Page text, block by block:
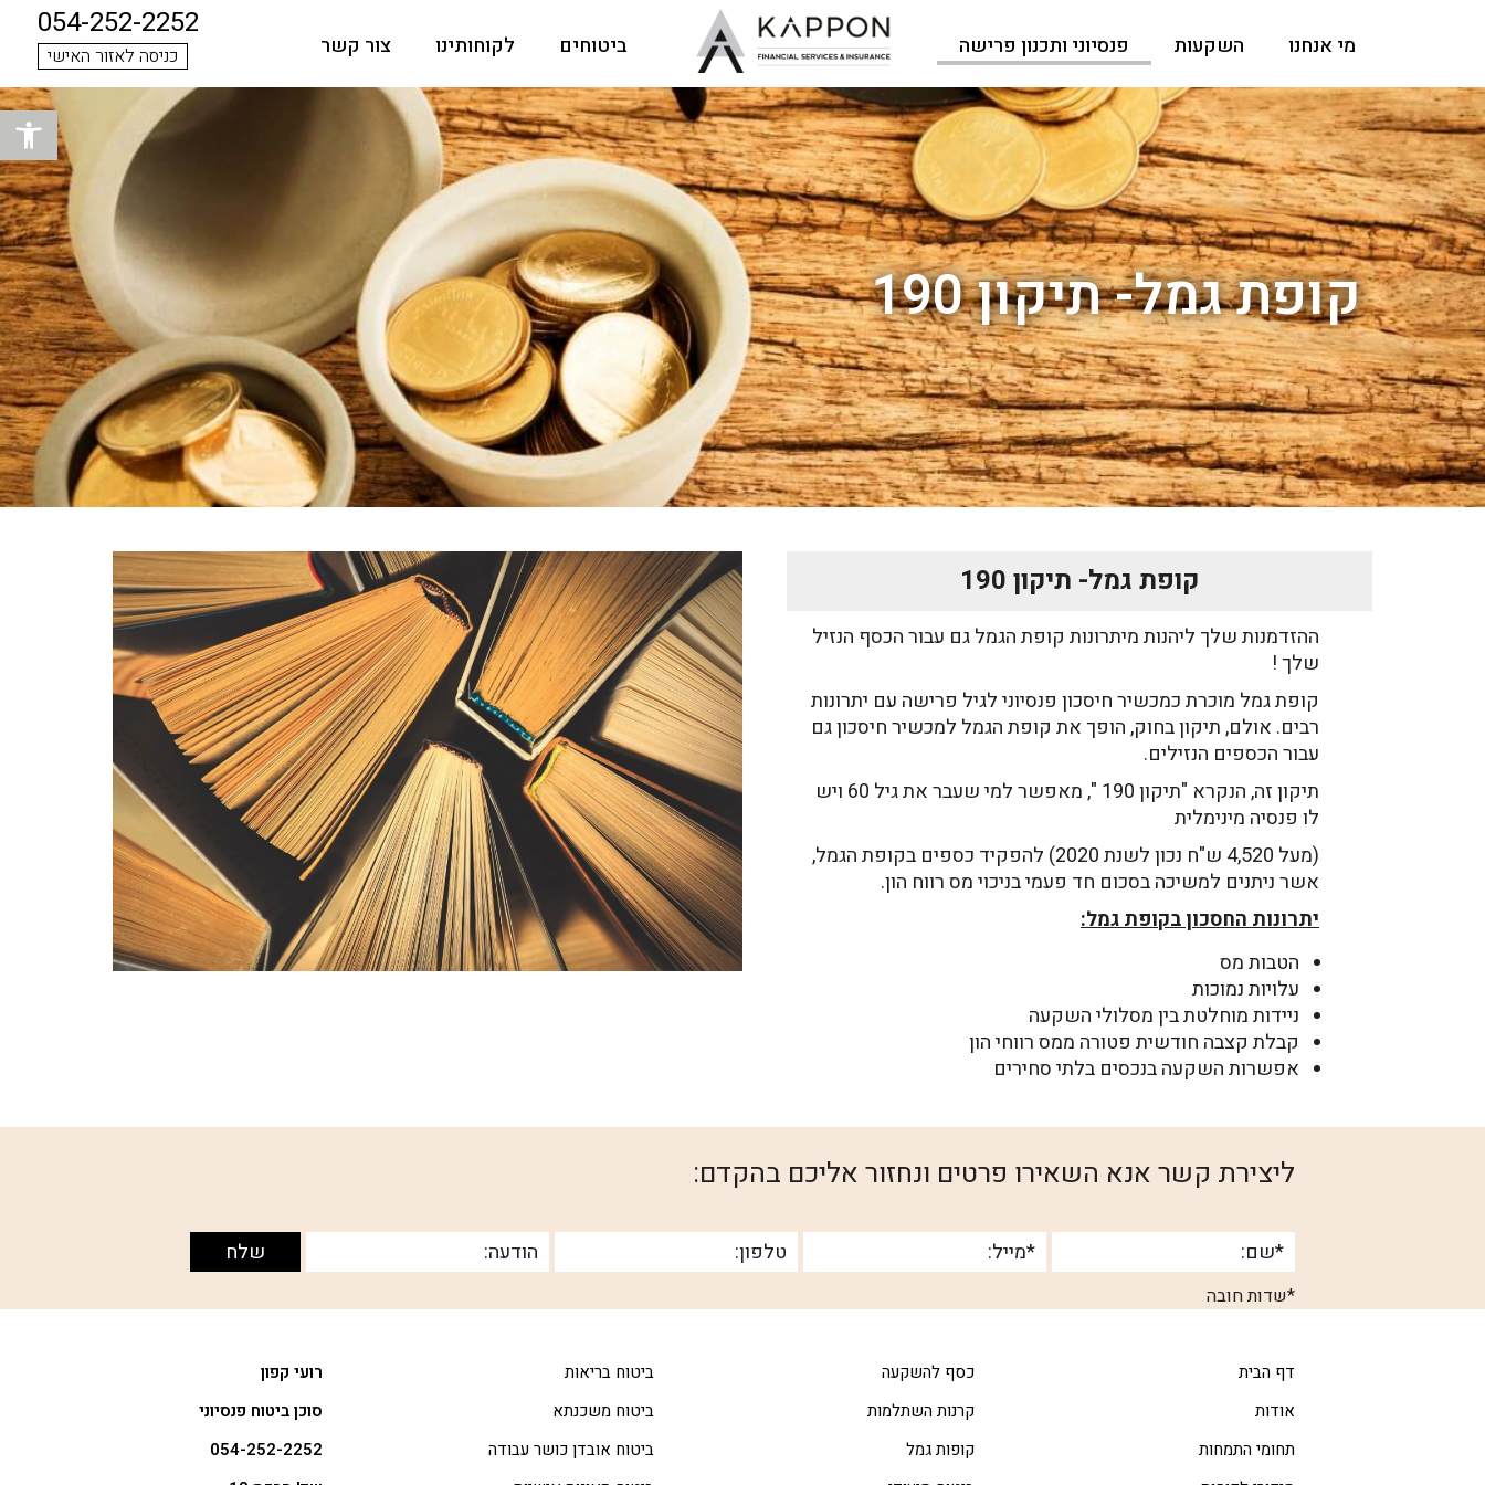
פתח
מי אנחנו השקעות פנסיוני ותכנון פרישה ביטוחים לקוחותינו צור קשר
054-252-2252
כניסה לאזור האישי
קופת גמל- תיקון 190
קופת גמל- תיקון 190
ההזדמנות שלך ליהנות מיתרונות קופת הגמל גם עבור הכסף הנזיל
שלך !
קופת גמל מוכרת כמכשיר חיסכון פנסיוני לגיל פרישה עם יתרונות
רבים. אולם, תיקון בחוק, הופך את קופת הגמל למכשיר חיסכון גם
עבור הכספים הנזילים.
תיקון זה, הנקרא "תיקון 190 ", מאפשר למי שעבר את גיל 60 ויש
לו פנסיה מינימלית
(מעל 4,520 ש"ח נכון לשנת 2020) להפקיד כספים בקופת הגמל,
אשר ניתנים למשיכה בסכום חד פעמי בניכוי מס רווח הון.
יתרונות החסכון בקופת גמל:
הטבות מס
עלויות נמוכות
ניידות מוחלטת בין מסלולי השקעה
קבלת קצבה חודשית פטורה ממס רווחי הון
אפשרות השקעה בנכסים בלתי סחירים
ליצירת קשר אנא השאירו פרטים ונחזור אליכם בהקדם:
*שדות חובה
דף הבית
אודות
תחומי התמחות
כסף להשקעה
קרנות השתלמות
קופות גמל
ביטוח בריאות
ביטוח משכנתא
ביטוח אובדן כושר עבודה
רועי קפון
סוכן ביטוח פנסיוני
054-252-2252